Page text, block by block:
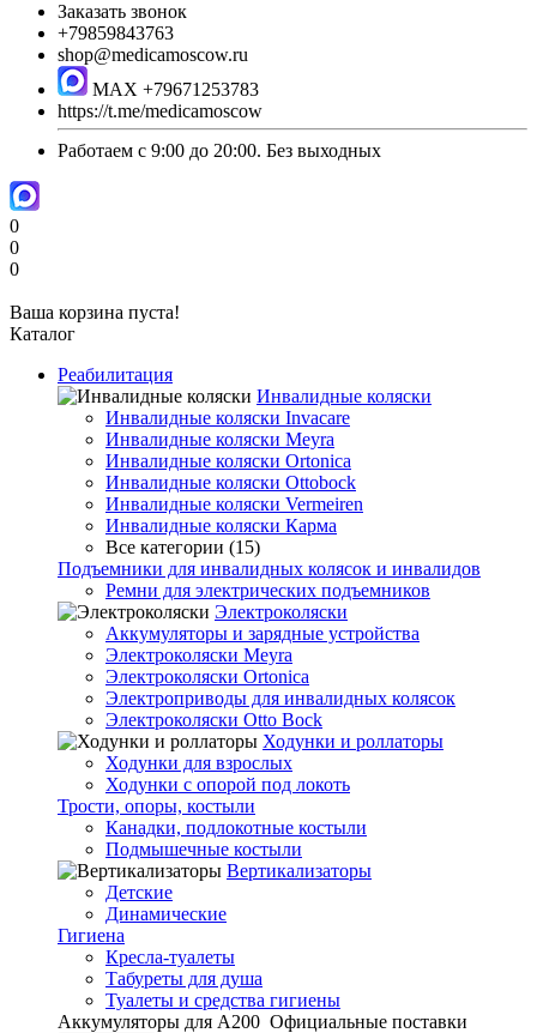
Заказать звонок
+79859843763
shop@medicamoscow.ru
MAX +79671253783
https://t.me/medicamoscow
Работаем с 9:00 до 20:00. Без выходных
0
0
0
Ваша корзина пуста!
Каталог
Реабилитация
Инвалидные коляски
Инвалидные коляски Invacare
Инвалидные коляски Meyra
Инвалидные коляски Ortonica
Инвалидные коляски Ottobock
Инвалидные коляски Vermeiren
Инвалидные коляски Карма
Все категории (15)
Подъемники для инвалидных колясок и инвалидов
Ремни для электрических подъемников
Электроколяски
Аккумуляторы и зарядные устройства
Электроколяски Meyra
Электроколяски Ortonica
Электроприводы для инвалидных колясок
Электроколяски Otto Bock
Ходунки и роллаторы
Ходунки для взрослых
Ходунки с опорой под локоть
Трости, опоры, костыли
Канадки, подлокотные костыли
Подмышечные костыли
Вертикализаторы
Детские
Динамические
Гигиена
Кресла-туалеты
Табуреты для душа
Туалеты и средства гигиены
Аккумуляторы для А200 Официальные поставки